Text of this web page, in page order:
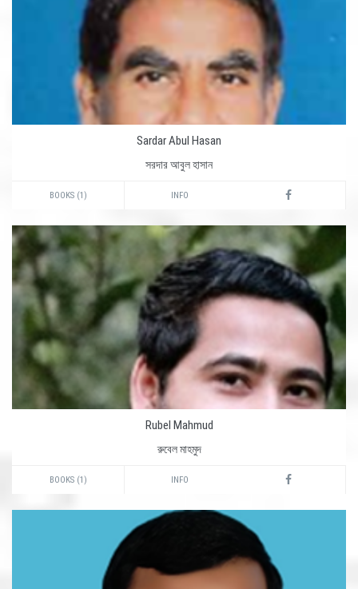
Sardar Abul Hasan
সরদার আবুল হাসান
BOOKS (1) INFO
Rubel Mahmud
রুবেল মাহমুদ
BOOKS (1) INFO